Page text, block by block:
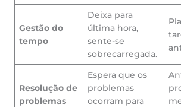
Gestão do
tempo
Deixa para
última hora,
sente-se
sobrecarregada.
Resolução de
problemas
Espera que os
problemas
ocorram para